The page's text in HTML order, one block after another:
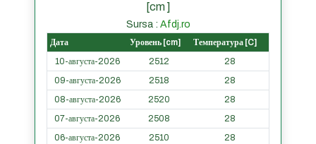
[cm ]
Sursa : Afdj.ro
Дата Уровень [cm]
Температура [C]
10-августа-2026
2512
28
09-августа-2026
2518
28
08-августа-2026
2520
28
07-августа-2026
2508
28
06-августа-2026
2510
28